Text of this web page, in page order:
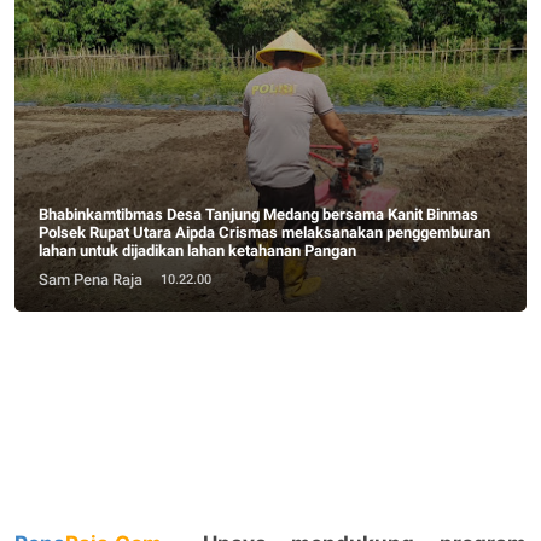
Bhabinkamtibmas Desa Tanjung Medang bersama Kanit Binmas
Polsek Rupat Utara Aipda Crismas melaksanakan penggemburan
lahan untuk dijadikan lahan ketahanan Pangan
Sam Pena Raja
10.22.00